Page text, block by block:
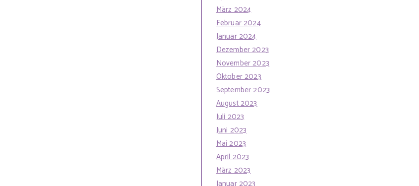
März 2024
Februar 2024
Januar 2024
Dezember 2023
November 2023
Oktober 2023
September 2023
August 2023
Juli 2023
Juni 2023
Mai 2023
April 2023
März 2023